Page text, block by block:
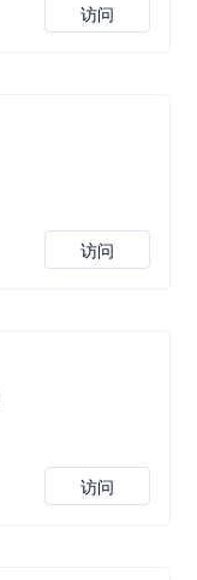
访问
访问
访问